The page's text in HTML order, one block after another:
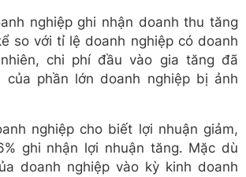
nghiệp ghi nhận doanh thu tăng
so với tỉ lệ doanh nghiệp có doanh
chi phí đầu vào gia tăng đã
của phần lớn doanh nghiệp bị ảnh
nghiệp cho biết lợi nhuận giảm,
ghi nhận lợi nhuận tăng. Mặc dù
doanh nghiệp vào kỳ kinh doanh